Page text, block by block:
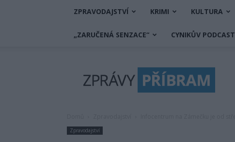
ZPRAVODAJSTVÍ KRIMI KULTURA
„ZARUČENÁ SENZACE“ CYNIKŮV PODCAST
Příbram
Zpravodajství